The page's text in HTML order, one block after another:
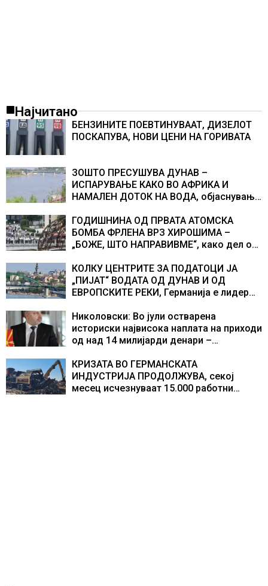
Најчитано
БЕНЗИНИТЕ ПОЕВТИНУВААТ, ДИЗЕЛОТ
ПОСКАПУВА, НОВИ ЦЕНИ НА ГОРИВАТА
ЗОШТО ПРЕСУШУВА ДУНАВ –
ИСПАРУВАЊЕ КАКО ВО АФРИКА И
НАМАЛЕН ДОТОК НА ВОДА, објаснување
ГОДИШНИНА ОД ПРВАТА АТОМСКА
БОМБА ФРЛЕНА ВРЗ ХИРОШИМА –
„БОЖЕ, ШТО НАПРАВИВМЕ“, како дел од
учесниците во бомбардирањето го
доживуваа овој настан што го промени
текот на историјата
КОЛКУ ЦЕНТРИТЕ ЗА ПОДАТОЦИ ЈА
„ПИЈАТ“ ВОДАТА ОД ДУНАВ И ОД
ЕВРОПСКИТЕ РЕКИ, Германија е лидер
центри за податоци
Николовски: Во јули остварена
историски највисока наплата на приходи
од над 14 милијарди денари –
резултати
КРИЗАТА ВО ГЕРМАНСКАТА
ИНДУСТРИЈА ПРОДОЛЖУВА, секој
месец исчезнуваат 15.000 работни